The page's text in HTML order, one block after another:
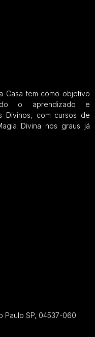
Casa tem como objetivo
o aprendizado e
Divinos, com cursos de
Divina nos graus já
Paulo SP, 04537-060